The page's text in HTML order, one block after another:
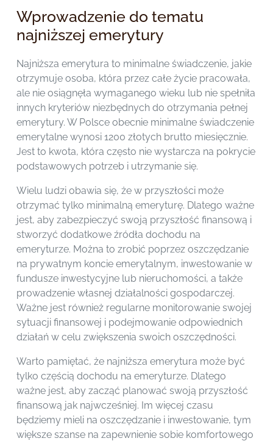
Wprowadzenie do tematu
najniższej emerytury
Najniższa emerytura to minimalne świadczenie, jakie
otrzymuje osoba, która przez całe życie pracowała,
ale nie osiągnęła wymaganego wieku lub nie spełniła
innych kryteriów niezbędnych do otrzymania pełnej
emerytury. W Polsce obecnie minimalne świadczenie
emerytalne wynosi 1200 złotych brutto miesięcznie.
Jest to kwota, która często nie wystarcza na pokrycie
podstawowych potrzeb i utrzymanie się.
Wielu ludzi obawia się, że w przyszłości może
otrzymać tylko minimalną emeryturę. Dlatego ważne
jest, aby zabezpieczyć swoją przyszłość finansową i
stworzyć dodatkowe źródła dochodu na
emeryturze. Można to zrobić poprzez oszczędzanie
na prywatnym koncie emerytalnym, inwestowanie w
fundusze inwestycyjne lub nieruchomości, a także
prowadzenie własnej działalności gospodarczej.
Ważne jest również regularne monitorowanie swojej
sytuacji finansowej i podejmowanie odpowiednich
działań w celu zwiększenia swoich oszczędności.
Warto pamiętać, że najniższa emerytura może być
tylko częścią dochodu na emeryturze. Dlatego
ważne jest, aby zacząć planować swoją przyszłość
finansową jak najwcześniej. Im więcej czasu
będziemy mieli na oszczędzanie i inwestowanie, tym
większe szanse na zapewnienie sobie komfortowego